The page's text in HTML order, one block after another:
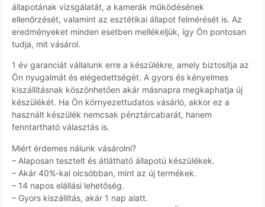
állapotának vizsgálatát, a kamerák működésének
ellenőrzését, valamint az esztétikai állapot felmérését is. Az
eredményeket minden esetben mellékeljük, így Ön pontosan
tudja, mit vásárol.
1 év garanciát vállalunk erre a készülékre, amely biztosítja az
Ön nyugalmát és elégedettségét. A gyors és kényelmes
kiszállításnak köszönhetően akár másnapra megkaphatja új
készülékét. Ha Ön környezettudatos vásárló, akkor ez a
használt készülék nemcsak pénztárcabarát, hanem
fenntartható választás is.
Miért érdemes nálunk vásárolni?
– Alaposan tesztelt és átlátható állapotú készülékek.
– Akár 40%-kal olcsóbban, mint az új termékek.
– 14 napos elállási lehetőség.
– Gyors kiszállítás, akár 1 nap alatt.